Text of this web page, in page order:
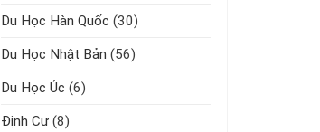
Du Học Hàn Quốc (30)
Du Học Nhật Bản (56)
Du Học Úc (6)
Định Cư (8)